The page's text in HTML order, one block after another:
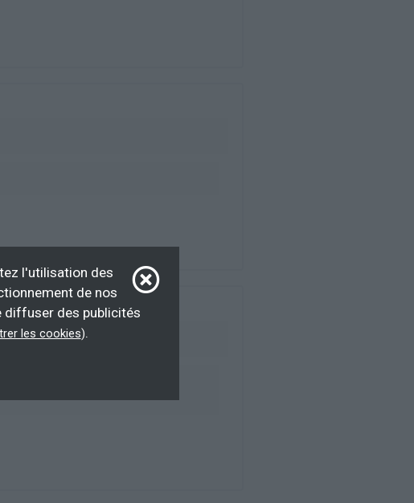
PIC
l'utilisation des
de nos
diffuser des publicités
les cookies).